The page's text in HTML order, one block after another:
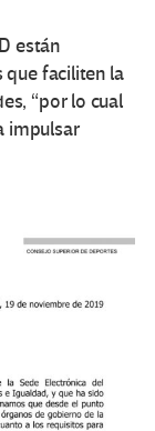
están
faciliten la
“por lo cual
impulsar